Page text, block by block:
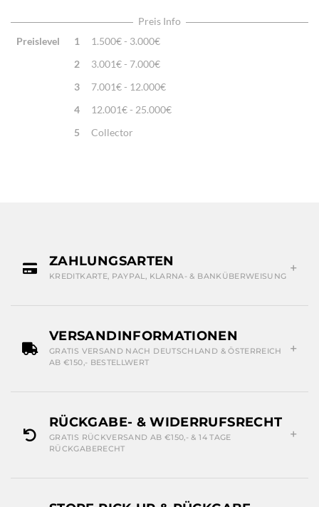
Preis Info
Preislevel
1
1.500€ - 3.000€
2
3.001€ - 7.000€
3
7.001€ - 12.000€
4
12.001€ - 25.000€
5
Collector
ZAHLUNGSARTEN
KREDITKARTE, PAYPAL, KLARNA- & BANKÜBERWEISUNG
VERSANDINFORMATIONEN
GRATIS VERSAND NACH DEUTSCHLAND & ÖSTERREICH
AB €150,- BESTELLWERT
RÜCKGABE- & WIDERRUFSRECHT
GRATIS RÜCKVERSAND AB €150,- & 14 TAGE
RÜCKGABERECHT